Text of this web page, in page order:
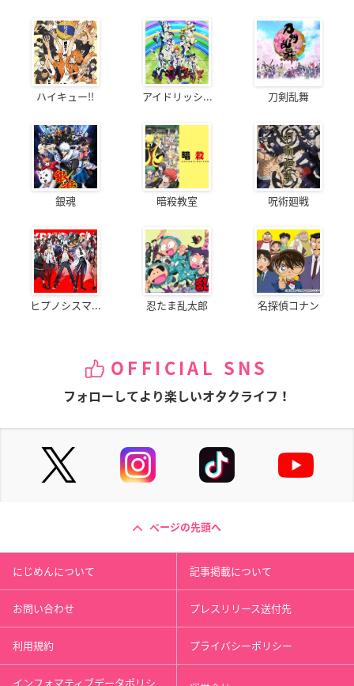
ハイキュー!! アイドリッシ... 刀剣乱舞
銀魂 暗殺教室 呪術廻戦
ヒプノシスマ... 忍たま乱太郎 名探偵コナン
OFFICIAL SNS
フォローしてより楽しいオタクライフ！
ページの先頭へ
にじめんについて 記事掲載について
お問い合わせ プレスリリース送付先
利用規約 プライバシーポリシー
インフォマティブデータポリシ